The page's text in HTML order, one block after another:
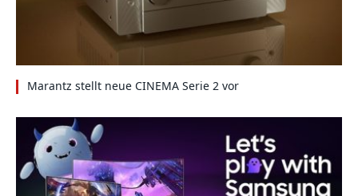
Marantz stellt neue CINEMA Serie 2 vor